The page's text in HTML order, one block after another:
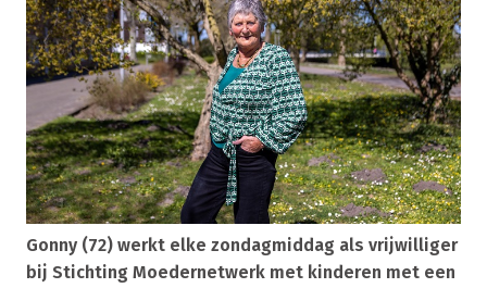
Gonny (72) werkt elke zondagmiddag als vrijwilliger
bij Stichting Moedernetwerk met kinderen met een